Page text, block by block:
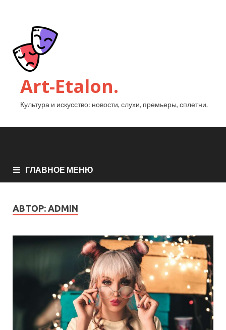
Art-Etalon.
Культура и искусство: новости, слухи, премьеры, сплетни.
ГЛАВНОЕ МЕНЮ
АВТОР: ADMIN